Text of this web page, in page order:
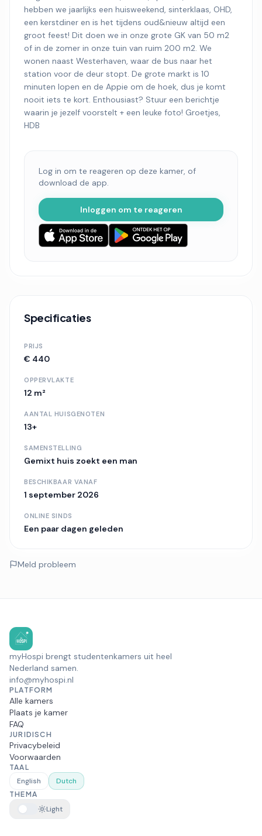
hebben we jaarlijks een huisweekend, sinterklaas, OHD,
een kerstdiner en is het tijdens oud&nieuw altijd een
groot feest! Dit doen we in onze grote GK van 50 m2
of in de zomer in onze tuin van ruim 200 m2. We
wonen naast Westerhaven, waar de bus naar het
station voor de deur stopt. De grote markt is 10
minuten lopen en de Appie om de hoek, dus je komt
nooit iets te kort. Enthousiast? Stuur een berichtje
waarin je jezelf voorstelt + een leuke foto! Groetjes,
HDB
Log in om te reageren op deze kamer, of
download de app.
Inloggen om te reageren
Specificaties
PRIJS
€ 440
OPPERVLAKTE
12 m²
AANTAL HUISGENOTEN
13+
SAMENSTELLING
Gemixt huis zoekt een man
BESCHIKBAAR VANAF
1 september 2026
ONLINE SINDS
Een paar dagen geleden
Meld probleem
myHospi brengt studentenkamers uit heel
Nederland samen.
info@myhospi.nl
PLATFORM
Alle kamers
Plaats je kamer
FAQ
JURIDISCH
Privacybeleid
Voorwaarden
TAAL
English Dutch
THEMA
Light